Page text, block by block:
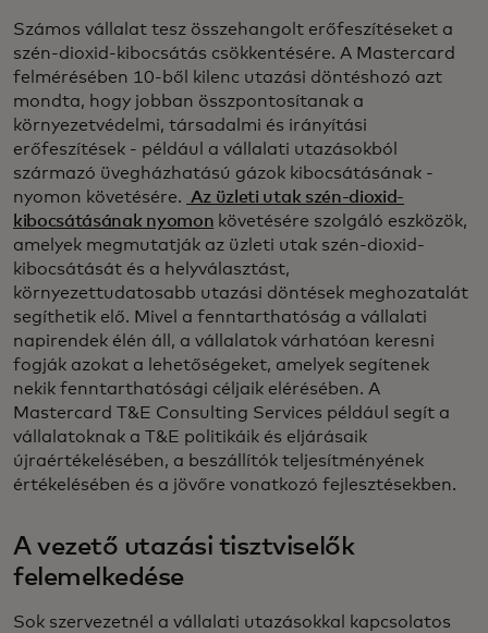
Számos vállalat tesz összehangolt erőfeszítéseket a
szén-dioxid-kibocsátás csökkentésére. A Mastercard
felmérésében 10-ből kilenc utazási döntéshozó azt
mondta, hogy jobban összpontosítanak a
környezetvédelmi, társadalmi és irányítási
erőfeszítések - például a vállalati utazásokból
származó üvegházhatású gázok kibocsátásának -
nyomon követésére. Az üzleti utak szén-dioxid-
kibocsátásának nyomon követésére szolgáló eszközök,
amelyek megmutatják az üzleti utak szén-dioxid-
kibocsátását és a helyválasztást,
környezettudatosabb utazási döntések meghozatalát
segíthetik elő. Mivel a fenntarthatóság a vállalati
napirendek élén áll, a vállalatok várhatóan keresni
fogják azokat a lehetőségeket, amelyek segítenek
nekik fenntarthatósági céljaik elérésében. A
Mastercard T&E Consulting Services például segít a
vállalatoknak a T&E politikáik és eljárásaik
újraértékelésében, a beszállítók teljesítményének
értékelésében és a jövőre vonatkozó fejlesztésekben.
A vezető utazási tisztviselők
felemelkedése
Sok szervezetnél a vállalati utazásokkal kapcsolatos